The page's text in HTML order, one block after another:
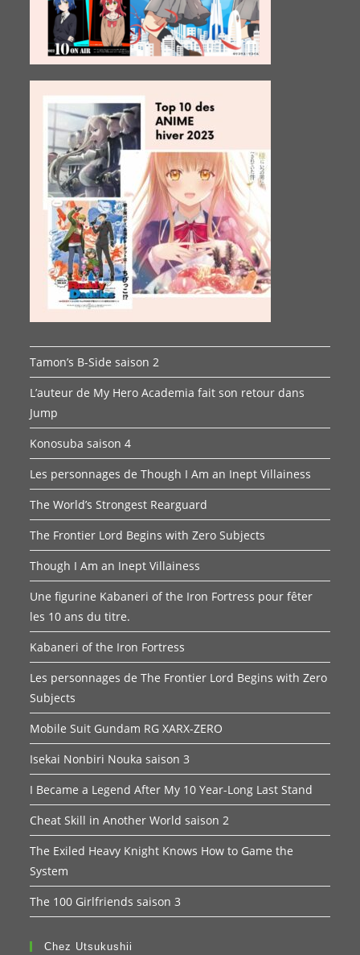
Tamon’s B-Side saison 2
L’auteur de My Hero Academia fait son retour dans
Jump
Konosuba saison 4
Les personnages de Though I Am an Inept Villainess
The World’s Strongest Rearguard
The Frontier Lord Begins with Zero Subjects
Though I Am an Inept Villainess
Une figurine Kabaneri of the Iron Fortress pour fêter
les 10 ans du titre.
Kabaneri of the Iron Fortress
Les personnages de The Frontier Lord Begins with Zero
Subjects
Mobile Suit Gundam RG XARX-ZERO
Isekai Nonbiri Nouka saison 3
I Became a Legend After My 10 Year-Long Last Stand
Cheat Skill in Another World saison 2
The Exiled Heavy Knight Knows How to Game the
System
The 100 Girlfriends saison 3
Chez Utsukushii